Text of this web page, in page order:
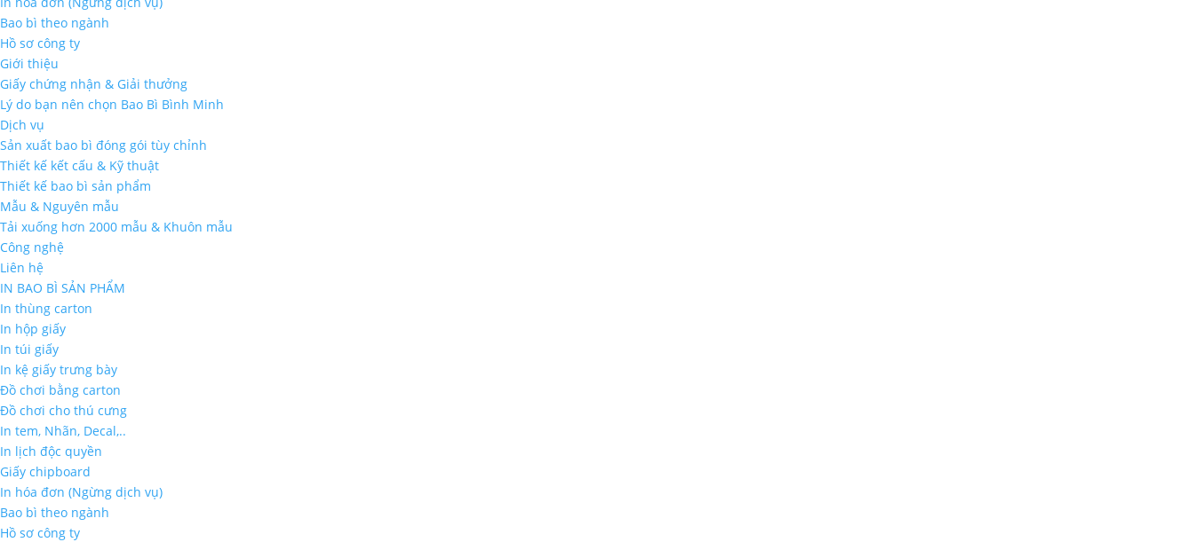
Bao bì theo ngành
Hồ sơ công ty
Giới thiệu
Giấy chứng nhận & Giải thưởng
Lý do bạn nên chọn Bao Bì Bình Minh
Dịch vụ
Sản xuất bao bì đóng gói tùy chỉnh
Thiết kế kết cấu & Kỹ thuật
Thiết kế bao bì sản phẩm
Mẫu & Nguyên mẫu
Tải xuống hơn 2000 mẫu & Khuôn mẫu
Công nghệ
Liên hệ
IN BAO BÌ SẢN PHẨM
In thùng carton
In hộp giấy
In túi giấy
In kệ giấy trưng bày
Đồ chơi bằng carton
Đồ chơi cho thú cưng
In tem, Nhãn, Decal,..
In lịch độc quyền
Giấy chipboard
In hóa đơn (Ngừng dịch vụ)
Bao bì theo ngành
Hồ sơ công ty